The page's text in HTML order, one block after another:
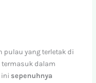
pulau yang terletak di
termasuk dalam
ini sepenuhnya